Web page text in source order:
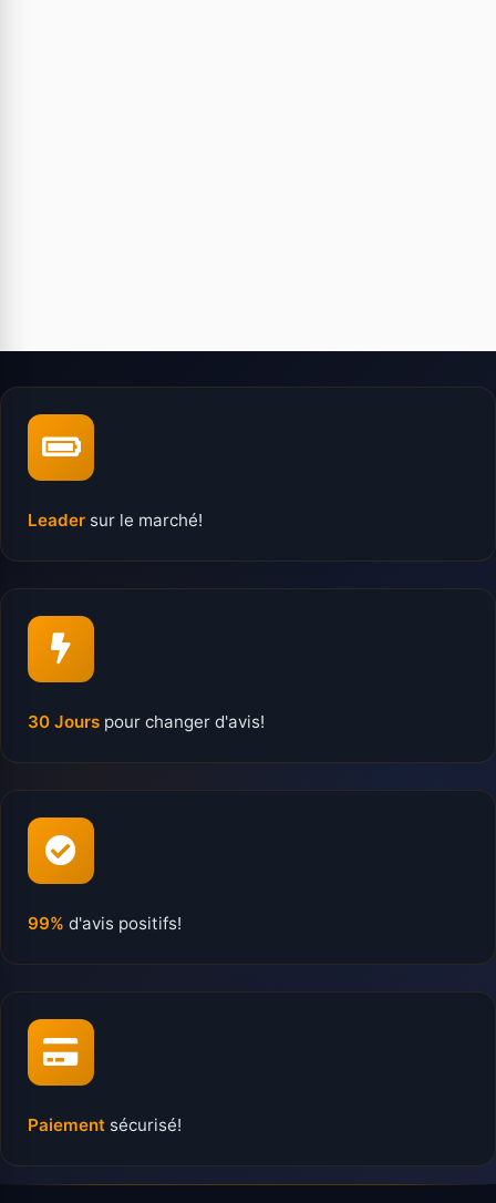
Leader sur le marché!
30 Jours pour changer d'avis!
99% d'avis positifs!
Paiement sécurisé!